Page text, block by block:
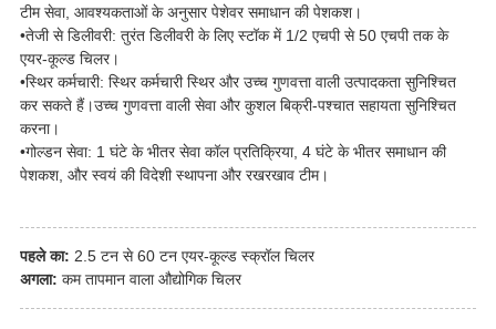
टीम सेवा, आवश्यकताओं के अनुसार पेशेवर समाधान की पेशकश।
•तेजी से डिलीवरी: तुरंत डिलीवरी के लिए स्टॉक में 1/2 एचपी से 50 एचपी तक के
एयर-कूल्ड चिलर।
•स्थिर कर्मचारी: स्थिर कर्मचारी स्थिर और उच्च गुणवत्ता वाली उत्पादकता सुनिश्चित
कर सकते हैं।उच्च गुणवत्ता वाली सेवा और कुशल बिक्री-पश्चात सहायता सुनिश्चित
करना।
•गोल्डन सेवा: 1 घंटे के भीतर सेवा कॉल प्रतिक्रिया, 4 घंटे के भीतर समाधान की
पेशकश, और स्वयं की विदेशी स्थापना और रखरखाव टीम।
पहले का: 2.5 टन से 60 टन एयर-कूल्ड स्क्रॉल चिलर
अगला: कम तापमान वाला औद्योगिक चिलर